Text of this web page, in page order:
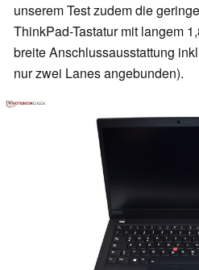
unserem Test zudem die
ThinkPad-Tastatur mit langem
breite Anschlussausstattung
nur zwei Lanes angebunden).